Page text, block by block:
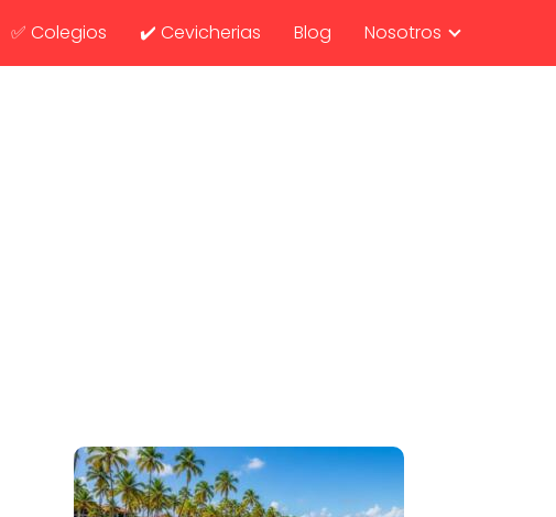
✅ Colegios ✔️ Cevicherias Blog Nosotros